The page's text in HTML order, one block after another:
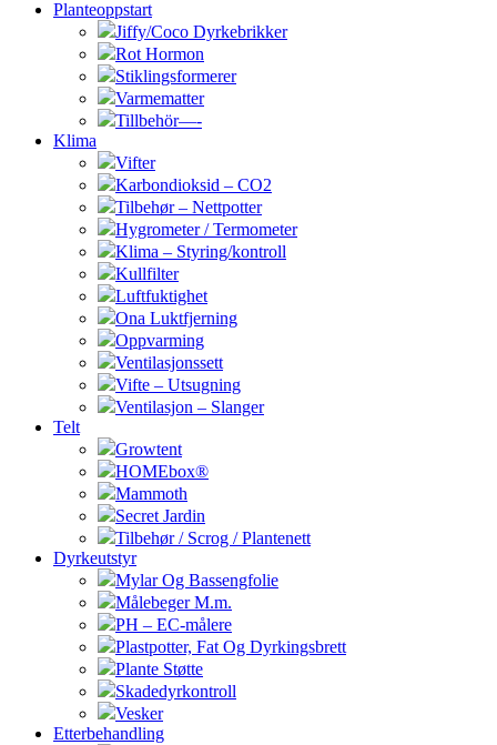
Planteoppstart
Jiffy/Coco Dyrkebrikker
Rot Hormon
Stiklingsformerer
Varmematter
Tillbehör—-
Klima
Vifter
Karbondioksid – CO2
Tilbehør – Nettpotter
Hygrometer / Termometer
Klima – Styring/kontroll
Kullfilter
Luftfuktighet
Ona Luktfjerning
Oppvarming
Ventilasjonssett
Vifte – Utsugning
Ventilasjon – Slanger
Telt
Growtent
HOMEbox®
Mammoth
Secret Jardin
Tilbehør / Scrog / Plantenett
Dyrkeutstyr
Mylar Og Bassengfolie
Målebeger M.m.
PH – EC-målere
Plastpotter, Fat Og Dyrkingsbrett
Plante Støtte
Skadedyrkontroll
Vesker
Etterbehandling